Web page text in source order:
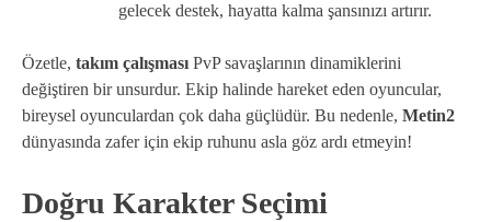
gelecek destek, hayatta kalma şansınızı artırır.
Özetle, takım çalışması PvP savaşlarının dinamiklerini
değiştiren bir unsurdur. Ekip halinde hareket eden oyuncular,
bireysel oyunculardan çok daha güçlüdür. Bu nedenle, Metin2
dünyasında zafer için ekip ruhunu asla göz ardı etmeyin!
Doğru Karakter Seçimi